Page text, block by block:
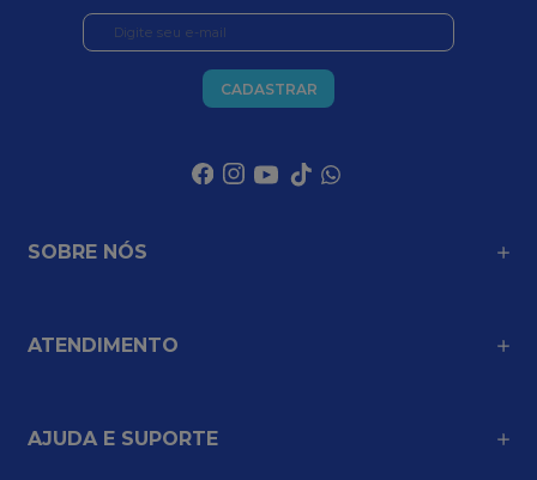
CADASTRAR
SOBRE NÓS
ATENDIMENTO
AJUDA E SUPORTE